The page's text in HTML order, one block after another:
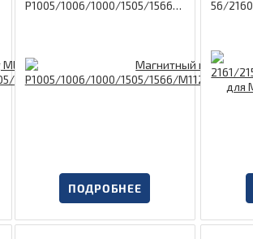
P1005/1006/1000/1505/1566/
ПОДРОБНЕЕ
56/
D111/
имых